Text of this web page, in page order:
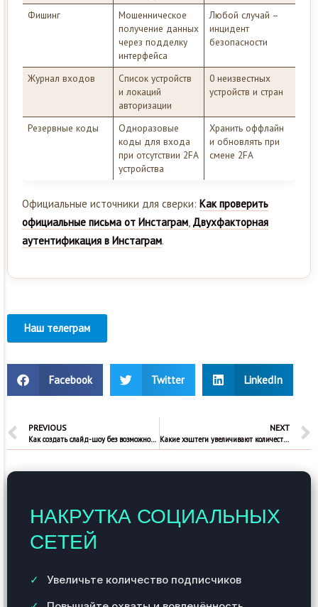
Фишинг
Мошенническое
получение данных
через подделку
интерфейса
Любой случай –
инцидент
безопасности
Журнал входов
Список устройств
и локаций
авторизации
0 неизвестных
устройств и стран
Резервные коды
Одноразовые
коды для входа
при отсутствии 2FA
устройства
Хранить оффлайн
и обновлять при
смене 2FA
Официальные источники для сверки: Как проверить
официальные письма от Инстаграм, Двухфакторная
аутентификация в Инстаграм.
Наш телеграм
Facebook Twitter LinkedIn
PREVIOUS
Как создать слайд-шоу без возможности пролистывания в Тик ток?
NEXT
Какие хэштеги увеличивают количество просмотров в Тик ток?
НАКРУТКА СОЦИАЛЬНЫХ
СЕТЕЙ
Увеличьте количество подписчиков